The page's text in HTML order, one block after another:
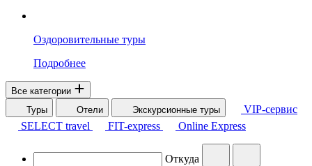
Оздоровительные туры
Подробнее
Все категории
Туры
Отели Экскурсионные туры
VIP-сервис
SELECT travel
FIT-express Online Express
Откуда